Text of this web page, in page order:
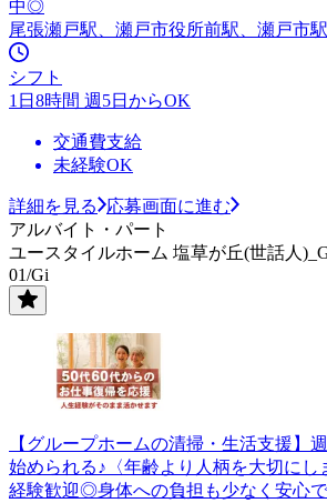
中◎
尾張瀬戸駅、瀬戸市役所前駅、瀬戸市駅
シフト
1日8時間 週5日からOK
交通費支給
未経験OK
詳細を見る
応募画面に進む
アルバイト・パート
ユースタイルホーム 塩草が丘(世話人
01/Gi
【グループホームの清掃・生活支援】
始められる♪〈年齢より人柄を大切にし
経験歓迎◎身体への負担も少なく安心で